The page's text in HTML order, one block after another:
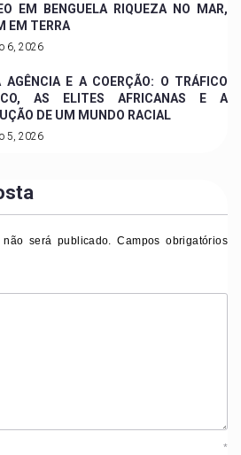
EM BENGUELA RIQUEZA NO MAR,
EM TERRA
6, 2026
AGÊNCIA E A COERÇÃO: O TRÁFICO
AS ELITES AFRICANAS E A
DE UM MUNDO RACIAL
5, 2026
será publicado.
Campos obrigatórios
*